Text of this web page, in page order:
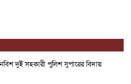
দুই সহকারী পুলিশ সুপারের বিদায়